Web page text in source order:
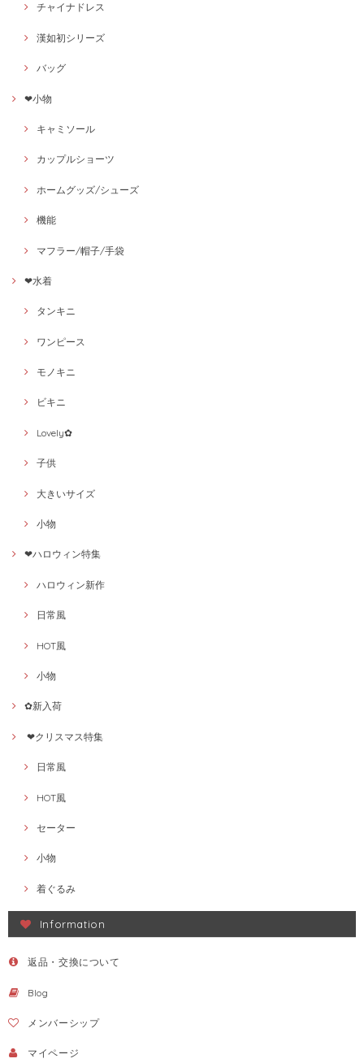
チャイナドレス
漢如初シリーズ
バッグ
❤小物
キャミソール
カップルショーツ
ホームグッズ/シューズ
機能
マフラー/帽子/手袋
❤水着
タンキニ
ワンピース
モノキニ
ビキニ
Lovely✿
子供
大きいサイズ
小物
❤ハロウィン特集
ハロウィン新作
日常風
HOT風
小物
✿新入荷
❤クリスマス特集
日常風
HOT風
セーター
小物
着ぐるみ
Information
返品・交換について
Blog
メンバーシップ
マイページ